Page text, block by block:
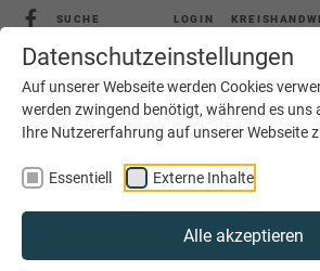
Datenschutzeinstellungen
Auf unserer Webseite werden Cookies
werden zwingend benötigt, während es uns
Ihre Nutzererfahrung auf unserer Webseite
Essentiell Externe Inhalte
Alle akzeptieren
SUCHE LOGIN